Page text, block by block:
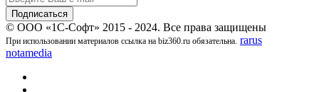
© ООО «1С-Софт» 2015 - 2024. Все права защищены
При использовании материалов ссылка на biz360.ru обязательна. rarus
notamedia